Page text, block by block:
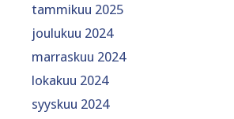
tammikuu 2025
joulukuu 2024
marraskuu 2024
lokakuu 2024
syyskuu 2024